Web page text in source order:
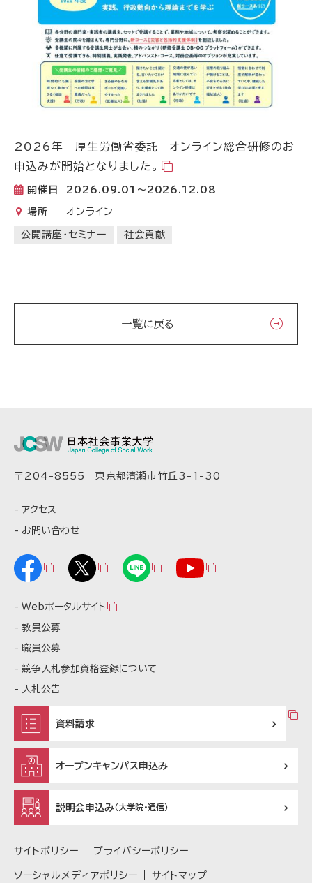
2026年 厚生労働省委託 オンライン総合研修のお
申込みが開始となりました。
開催日 2026.09.01～2026.12.08
場所 オンライン
公開講座・セミナー 社会貢献
一覧に戻る
〒204-8555 東京都清瀬市竹丘3-1-30
アクセス
お問い合わせ
Webポータルサイト
教員公募
職員公募
競争入札参加資格登録について
入札公告
資料請求
オープンキャンパス申込み
説明会申込み（大学院・通信）
サイトポリシー プライバシーポリシー
ソーシャルメディアポリシー サイトマップ